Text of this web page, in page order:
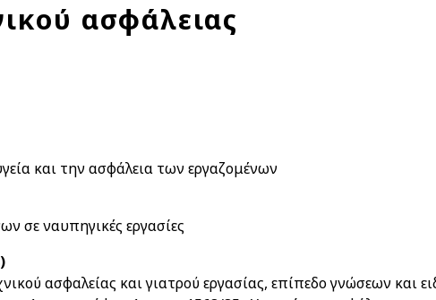
ασφάλειας
και την ασφάλεια των εργαζομένων
σε ναυπηγικές εργασίες
ασφαλείας και γιατρού εργασίας, επίπεδο γνώσεων και